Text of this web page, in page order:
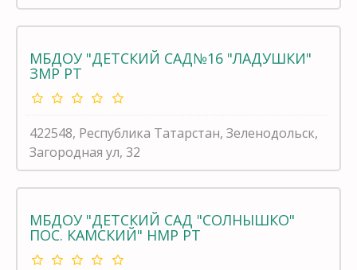
МБДОУ "ДЕТСКИЙ САД№16 "ЛАДУШКИ"
ЗМР РТ
422548, Республика Татарстан, Зеленодольск,
Загородная ул, 32
МБДОУ "ДЕТСКИЙ САД "СОЛНЫШКО"
ПОС. КАМСКИЙ" НМР РТ